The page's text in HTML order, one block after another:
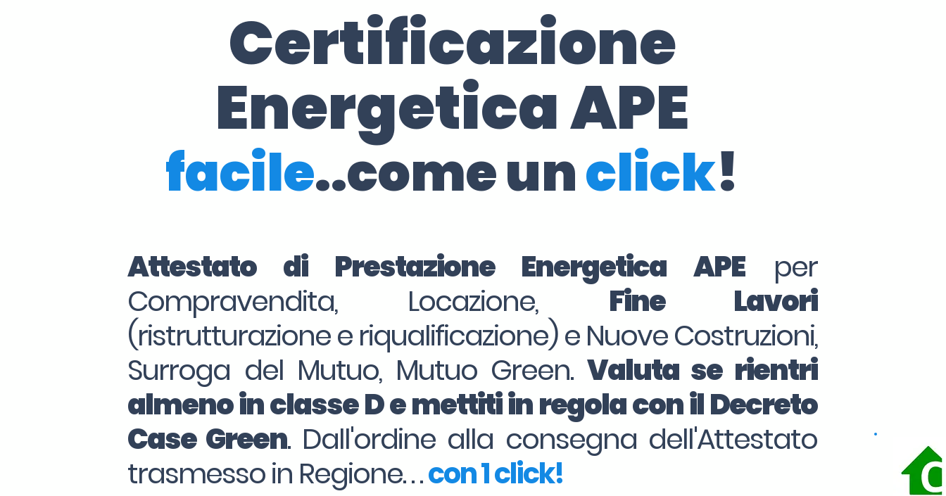
Certificazione
Energetica APE
facile..come unclick!
Attestato di Prestazione Energetica APEper
Compravendita, Locazione, Fine Lavori
(ristrutturazione e riqualificazione) e Nuove Costruzioni,
Surroga del Mutuo, Mutuo Green. Valuta se rientri
almeno in classe D e mettiti in regola con il Decreto
Case Green. Dall'ordine alla consegna dell'Attestato
trasmesso in Regione. . .con 1 click!